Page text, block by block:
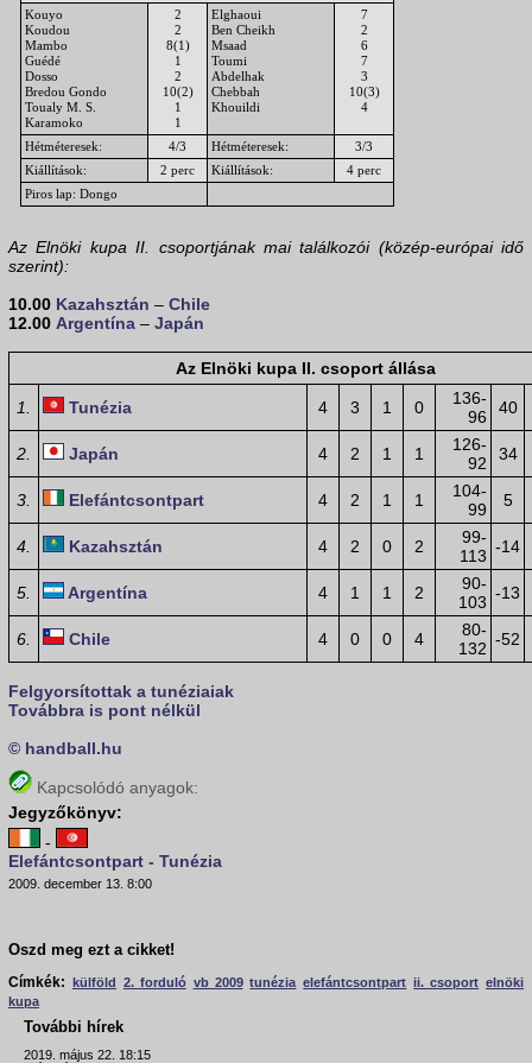
Kouyo
Koudou
Mambo
Guédé
Dosso
Bredou Gondo
Toualy M. S.
Karamoko
2
2
8(1)
1
2
10(2)
1
1
Elghaoui
Ben Cheikh
Msaad
Toumi
Abdelhak
Chebbah
Khouildi
7
2
6
7
3
10(3)
4
Hétméteresek: 4/3 Hétméteresek:
3/3
Kiállítások:
2 perc Kiállítások:
4 perc
Piros lap: Dongo
Az Elnöki kupa II. csoportjának mai találkozói (közép-európai idő
szerint):
10.00 Kazahsztán – Chile
12.00 Argentína – Japán
Az Elnöki kupa II. csoport állása
1. Tunézia 4 3 1 0
136-
96
40
2. Japán 4 2 1 1
126-
92
34
3. Elefántcsontpart 4 2 1 1
104-
99
5
4. Kazahsztán 4 2 0 2
99-
113 -14
5. Argentína 4 1 1 2
90-
103 -13
6. Chile 4 0 0 4
80-
132 -52
Felgyorsítottak a tunéziaiak
Továbbra is pont nélkül
© handball.hu
Kapcsolódó anyagok:
Jegyzőkönyv:
-
Elefántcsontpart - Tunézia
2009. december 13. 8:00
Oszd meg ezt a cikket!
Címkék:
külföld 2. forduló vb 2009 tunézia elefántcsontpart ii. csoport elnöki
kupa
További hírek
2019. május 22. 18:15